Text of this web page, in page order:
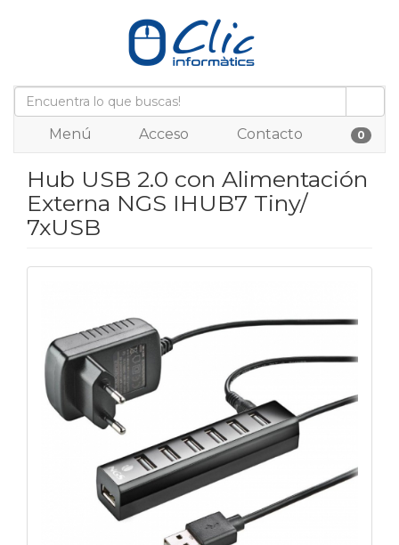
Menú Acceso Contacto 0
Hub USB 2.0 con Alimentación
Externa NGS IHUB7 Tiny/
7xUSB